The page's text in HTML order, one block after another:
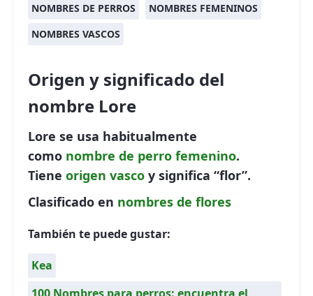
NOMBRES DE PERROS
NOMBRES FEMENINOS
NOMBRES VASCOS
Origen y significado del
nombre Lore
Lore se usa habitualmente
como nombre de perro femenino.
Tiene origen vasco y significa “flor”.
Clasificado en nombres de flores
También te puede gustar:
Kea